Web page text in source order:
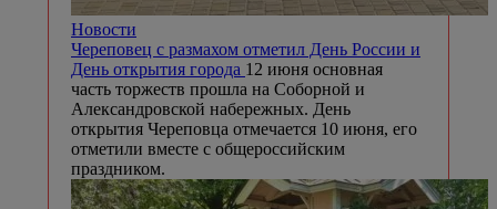
Новости
Череповец с размахом отметил День России и
День открытия города 12 июня основная
часть торжеств прошла на Соборной и
Александровской набережных. День
открытия Череповца отмечается 10 июня, его
отметили вместе с общероссийским
праздником.